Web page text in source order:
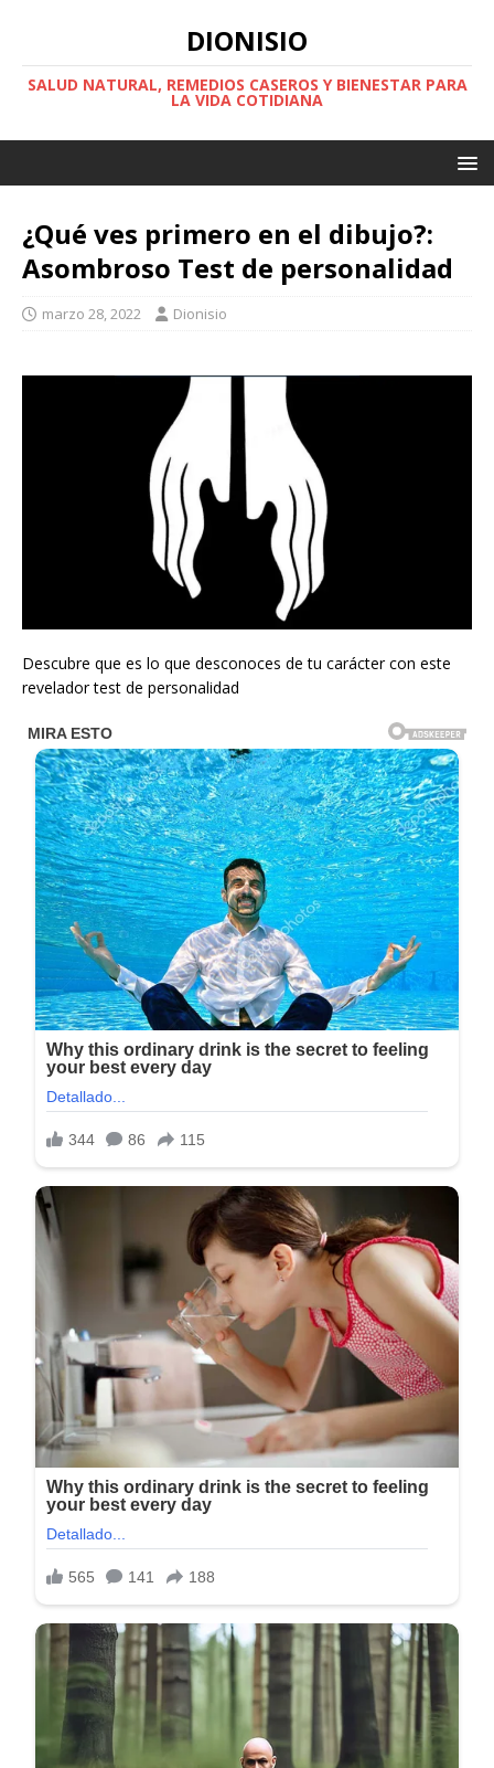
DIONISIO
SALUD NATURAL, REMEDIOS CASEROS Y BIENESTAR PARA
LA VIDA COTIDIANA
¿Qué ves primero en el dibujo?:
Asombroso Test de personalidad
marzo 28, 2022 Dionisio
Descubre que es lo que desconoces de tu carácter con este
revelador test de personalidad